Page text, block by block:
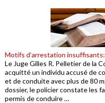
Motifs d’arrestation
Le Juge Gilles R. Pelletier de la
acquitté un individu accusé de
et de conduite avec plus de 80
dossier, le policier constate les
permis de conduire …